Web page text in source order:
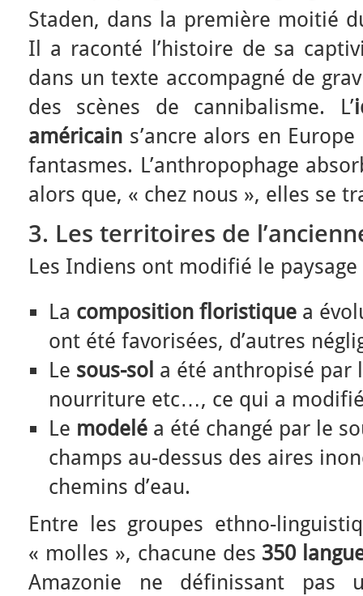
Staden, dans la première moitié
Il a raconté l’histoire de sa
dans un texte accompagné de
des scènes de cannibalisme. L’
américain s’ancre alors en
fantasmes. L’anthropophage
alors que, « chez nous », elles se
3. Les territoires de
Les Indiens ont modifié le
La composition floristique a
ont été favorisées, d’autres
Le sous-sol a été anthropisé par
nourriture etc…, ce qui a
Le modelé a été changé par le
champs au-dessus des aires
chemins d’eau.
Entre les groupes ethno-
« molles », chacune des 350
Amazonie ne définissant pas